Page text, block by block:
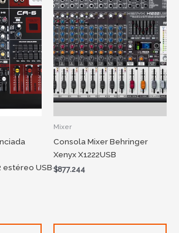
estéreo USB-
Mixer
Consola Mixer Behringer
Xenyx X1222USB
$877.244